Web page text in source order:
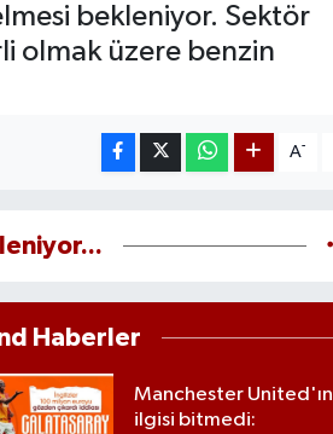
bekleniyor. Sektör
olmak üzere benzin
A-
Haberler
Manchester United'ın
ilgisi bitmedi: